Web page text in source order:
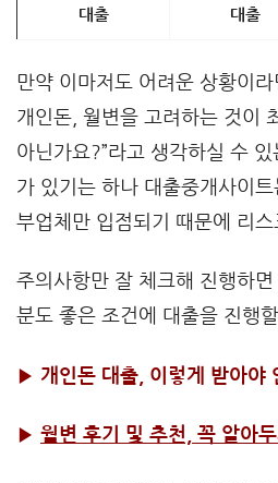
대출
대출
만약 이마저도 어려운 상황이
개인돈, 월변을 고려하는 것이
아닌가요?”라고 생각하실 수 있
가 있기는 하나 대출중개사이
부업체만 입점되기 때문에 리스
주의사항만 잘 체크해 진행하
분도 좋은 조건에 대출을 진행
▶ 개인돈 대출, 이렇게 받아야
▶ 월변 후기 및 추천, 꼭 알아